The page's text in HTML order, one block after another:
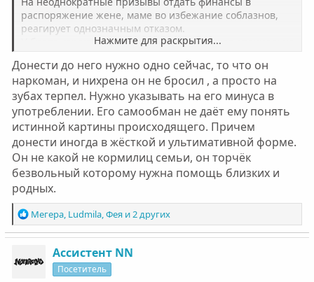
распоряжение жене, маме во избежание соблазнов,
реагирует однозначным отказом.
У брата характер очень упёртый: он может специально
давление. Он утверждает, что тогда сам бросил, и
сейчас тоже сам без статей и форумов. Пока радуемся,
что дома сидеть согласился. А как дальше
продвинуться не знаем. Как донести, что ему Помощь
нужна?
Нажмите для раскрытия...
Донести до него нужно одно сейчас, то что он
наркоман, и нихрена он не бросил , а просто на
зубах терпел. Нужно указывать на его минуса в
употреблении. Его самообман не даëт ему понять
истинной картины происходящего. Причем
донести иногда в жëсткой и ультимативной форме.
Он не какой не кормилиц семьи, он торчëк
безвольный которому нужна помощь близких и
родных.
Р
е
а
ц
Мегера, Ludmila,Феяи 2 других
Ассистент NN
Посетитель